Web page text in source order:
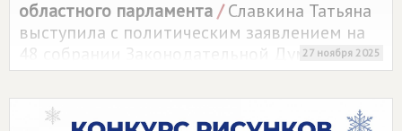
областного парламента/Славкина Татьяна
выступила с политическим заявлением на
48 собрании Законодательной Думы,
привлекая внимание к системному кризису
в сфере межмуниципальных пассажирских
перевозок.
27 ноября 2025